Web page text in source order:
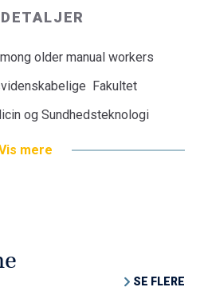
DETALJER
older manual workers
Fakultet
og Sundhedsteknologi
mere
SE FLERE